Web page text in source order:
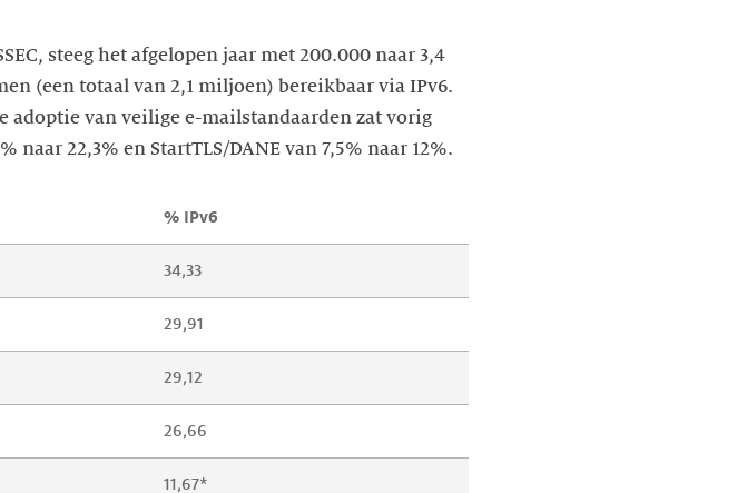
steeg het afgelopen jaar met 200.000 naar 3,4
(een totaal van 2,1 miljoen) bereikbaar via IPv6.
adoptie van veilige e-mailstandaarden zat vorig
22,3% en StartTLS/DANE van 7,5% naar 12%.
% IPv6
34,33
29,91
29,12
26,66
11,67*